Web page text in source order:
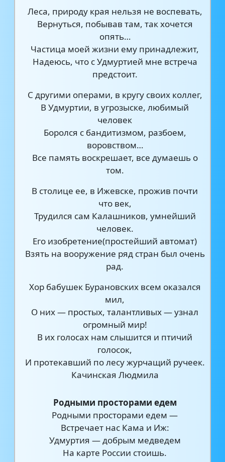
Леса, природу края нельзя не воспевать,
Вернуться, побывав там, так хочется
опять…
Частица моей жизни ему принадлежит,
Надеюсь, что с Удмуртией мне встреча
предстоит.
С другими операми, в кругу своих коллег,
В Удмуртии, в угрозыске, любимый
человек
Боролся с бандитизмом, разбоем,
воровством…
Все память воскрешает, все думаешь о
том.
В столице ее, в Ижевске, прожив почти
что век,
Трудился сам Калашников, умнейший
человек.
Его изобретение(простейший автомат)
Взять на вооружение ряд стран был очень
рад.
Хор бабушек Бурановских всем оказался
мил,
О них — простых, талантливых — узнал
огромный мир!
В их голосах нам слышится и птичий
голосок,
И протекавший по лесу журчащий ручеек.
Качинская Людмила
Родными просторами едем
Родными просторами едем —
Встречает нас Кама и Иж:
Удмуртия — добрым медведем
На карте России стоишь.